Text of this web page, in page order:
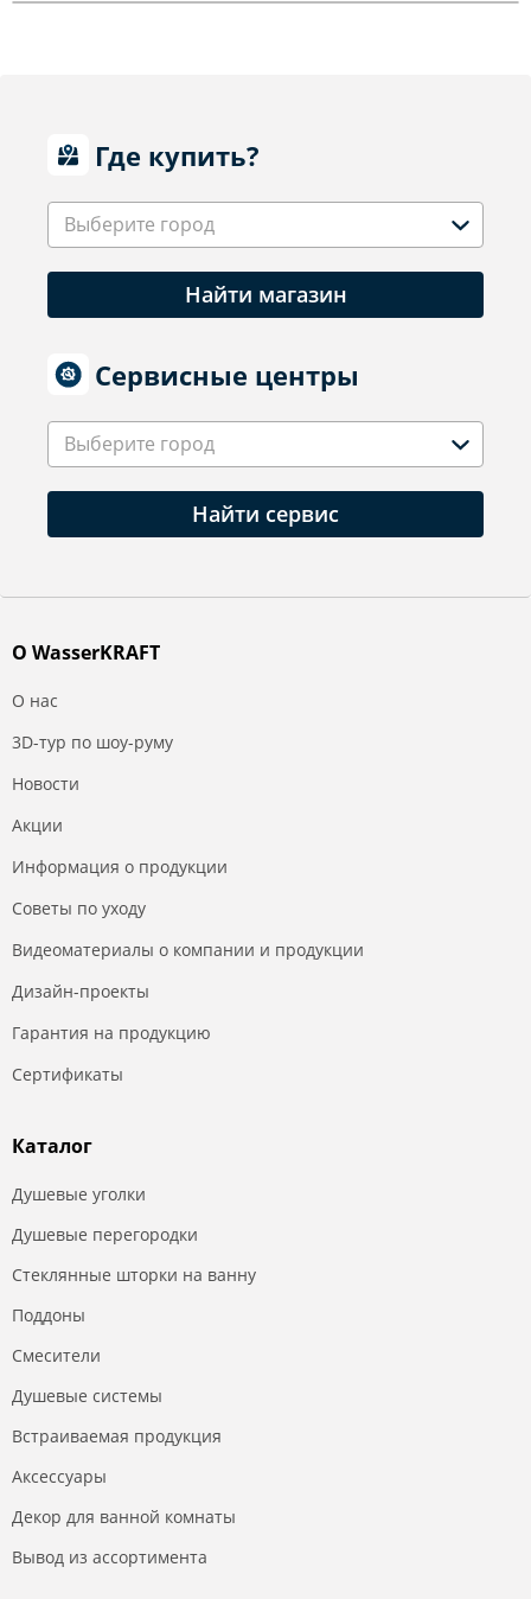
Где купить?
Выберите город
Найти магазин
Сервисные центры
Выберите город
Найти сервис
О WasserKRAFT
О нас
3D-тур по шоу-руму
Новости
Акции
Информация о продукции
Советы по уходу
Видеоматериалы о компании и продукции
Дизайн-проекты
Гарантия на продукцию
Сертификаты
Каталог
Душевые уголки
Душевые перегородки
Стеклянные шторки на ванну
Поддоны
Смесители
Душевые системы
Встраиваемая продукция
Аксессуары
Декор для ванной комнаты
Вывод из ассортимента